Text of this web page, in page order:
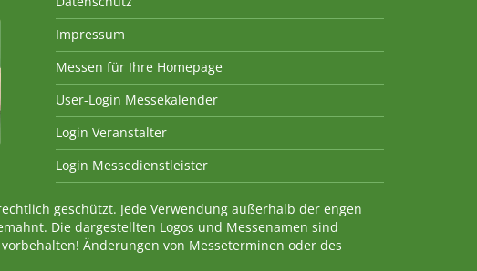
Impressum
Messen für Ihre Homepage
User-Login Messekalender
Login Veranstalter
Login Messedienstleister
geschützt. Jede Verwendung außerhalb der engen
Die dargestellten Logos und Messenamen sind
Änderungen von Messeterminen oder des